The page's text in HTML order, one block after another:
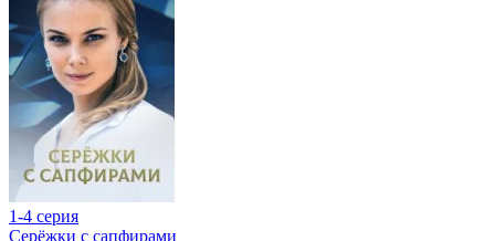
1-4 серия
Серёжки с сапфирами